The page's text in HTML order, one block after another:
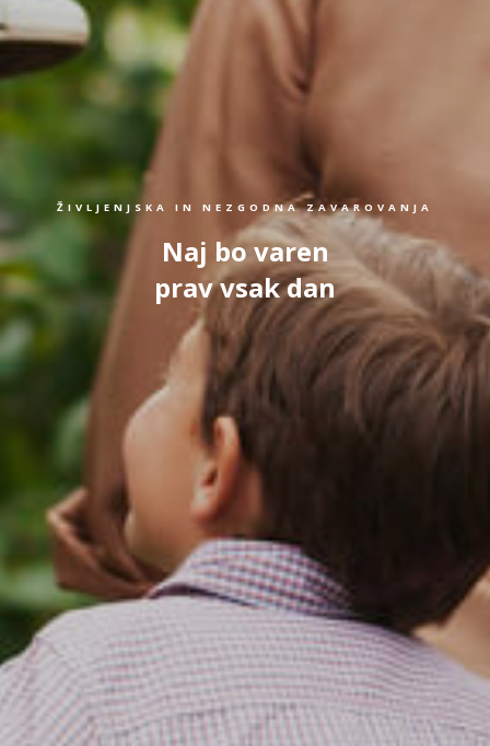
ŽIVLJENJSKA IN NEZGODNA ZAVAROVANJA
Naj bo varen
prav vsak dan